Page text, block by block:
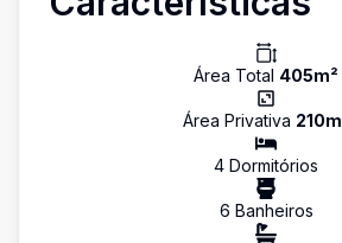
Área Total 405m²
Área Privativa 210
4 Dormitórios
6 Banheiros